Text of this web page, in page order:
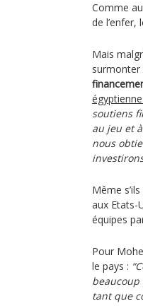
Comme
de l’enfer,
Mais
surmonter
soutiens
au jeu et
nous
Même
aux Etats-
équipes
Pour
le pays :
tant que